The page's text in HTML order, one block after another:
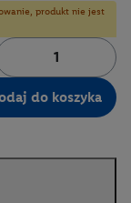
produkt nie jest
do koszyka